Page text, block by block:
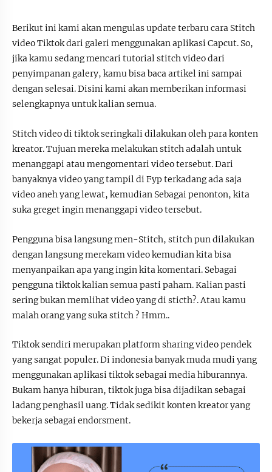
Berikut ini kami akan mengulas update terbaru cara Stitch
video Tiktok dari galeri menggunakan aplikasi Capcut. So,
jika kamu sedang mencari tutorial stitch video dari
penyimpanan galery, kamu bisa baca artikel ini sampai
dengan selesai. Disini kami akan memberikan informasi
selengkapnya untuk kalian semua.
Stitch video di tiktok seringkali dilakukan oleh para konten
kreator. Tujuan mereka melakukan stitch adalah untuk
menanggapi atau mengomentari video tersebut. Dari
banyaknya video yang tampil di Fyp terkadang ada saja
video aneh yang lewat, kemudian Sebagai penonton, kita
suka greget ingin menanggapi video tersebut.
Pengguna bisa langsung men-Stitch, stitch pun dilakukan
dengan langsung merekam video kemudian kita bisa
menyanpaikan apa yang ingin kita komentari. Sebagai
pengguna tiktok kalian semua pasti paham. Kalian pasti
sering bukan memlihat video yang di sticth?. Atau kamu
malah orang yang suka stitch ? Hmm..
Tiktok sendiri merupakan platform sharing video pendek
yang sangat populer. Di indonesia banyak muda mudi yang
menggunakan aplikasi tiktok sebagai media hiburannya.
Bukam hanya hiburan, tiktok juga bisa dijadikan sebagai
ladang penghasil uang. Tidak sedikit konten kreator yang
bekerja sebagai endorsment.